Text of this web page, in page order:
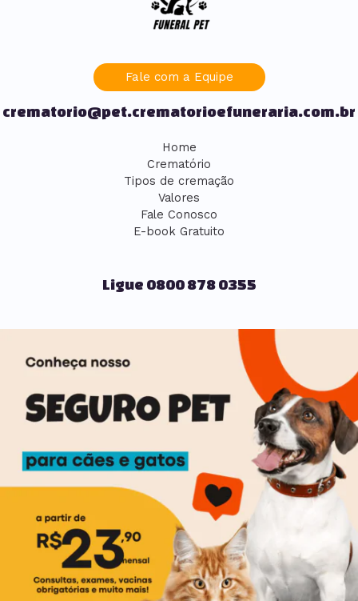
Fale com a Equipe
crematorio@pet.crematorioefuneraria.com.br
Home
Crematório
Tipos de cremação
Valores
Fale Conosco
E-book Gratuito
Ligue 0800 878 0355